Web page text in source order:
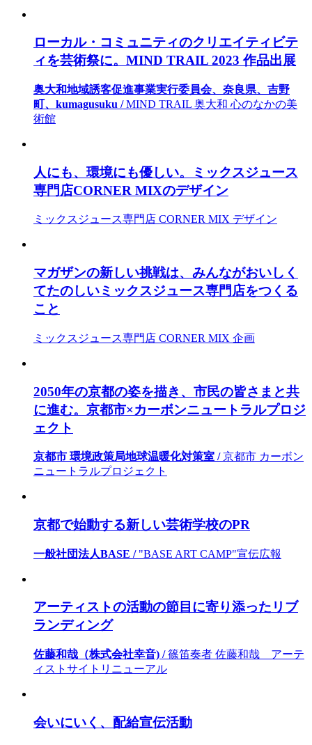
ローカル・コミュニティのクリエイティビテ
ィを芸術祭に。MIND TRAIL 2023 作品出展
奥大和地域誘客促進事業実行委員会、奈良県、吉野
町、kumagusuku /MIND TRAIL 奥大和 心のなかの美
術館
人にも、環境にも優しい。ミックスジュース
専門店CORNER MIXのデザイン
ミックスジュース専門店 CORNER MIX デザイン
マガザンの新しい挑戦は、みんながおいしく
てたのしいミックスジュース専門店をつくる
こと
ミックスジュース専門店 CORNER MIX 企画
2050年の京都の姿を描き、市民の皆さまと共
に進む。京都市×カーボンニュートラルプロジ
ェクト
京都市 環境政策局地球温暖化対策室 /京都市 カーボン
ニュートラルプロジェクト
京都で始動する新しい芸術学校のPR
一般社団法人BASE / "BASE ART CAMP"宣伝広報
アーティストの活動の節目に寄り添ったリブ
ランディング
佐藤和哉（株式会社幸音) /篠笛奏者 佐藤和哉 アーテ
ィストサイトリニューアル
会いにいく、配給宣伝活動